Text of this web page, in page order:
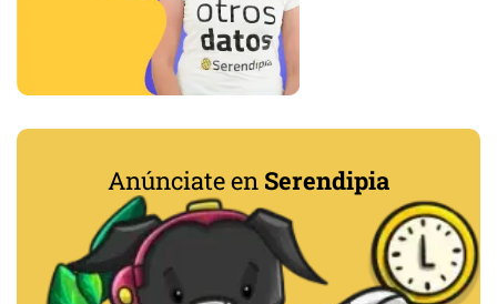
Anúnciate en Serendipia